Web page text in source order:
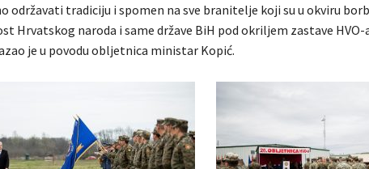
održavati tradiciju i spomen na sve branitelje koji su u okviru
Hrvatskog naroda i same države BiH pod okriljem zastave HVO-
je u povodu obljetnica ministar Kopić.